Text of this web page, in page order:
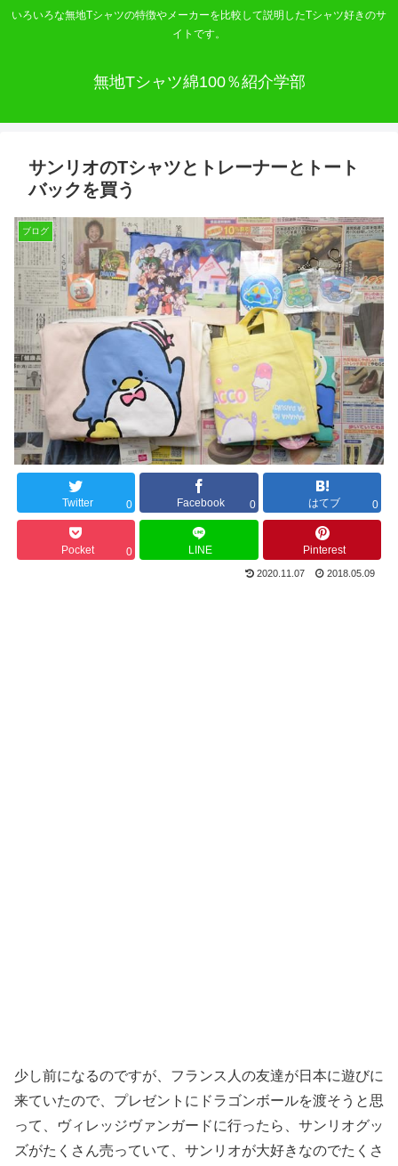
いろいろな無地Tシャツの特徴やメーカーを比較して説明したTシャツ好きのサ
イトです。
無地Tシャツ綿100％紹介学部
サンリオのTシャツとトレーナーとトート
バックを買う
ブログ
Twitter 0 Facebook 0 はてブ 0
Pocket 0 LINE Pinterest
2020.11.07 2018.05.09
少し前になるのですが、フランス人の友達が日本に遊びに
来ていたので、プレゼントにドラゴンボールを渡そうと思
って、ヴィレッジヴァンガードに行ったら、サンリオグッ
ズがたくさん売っていて、サンリオが大好きなのでたくさ